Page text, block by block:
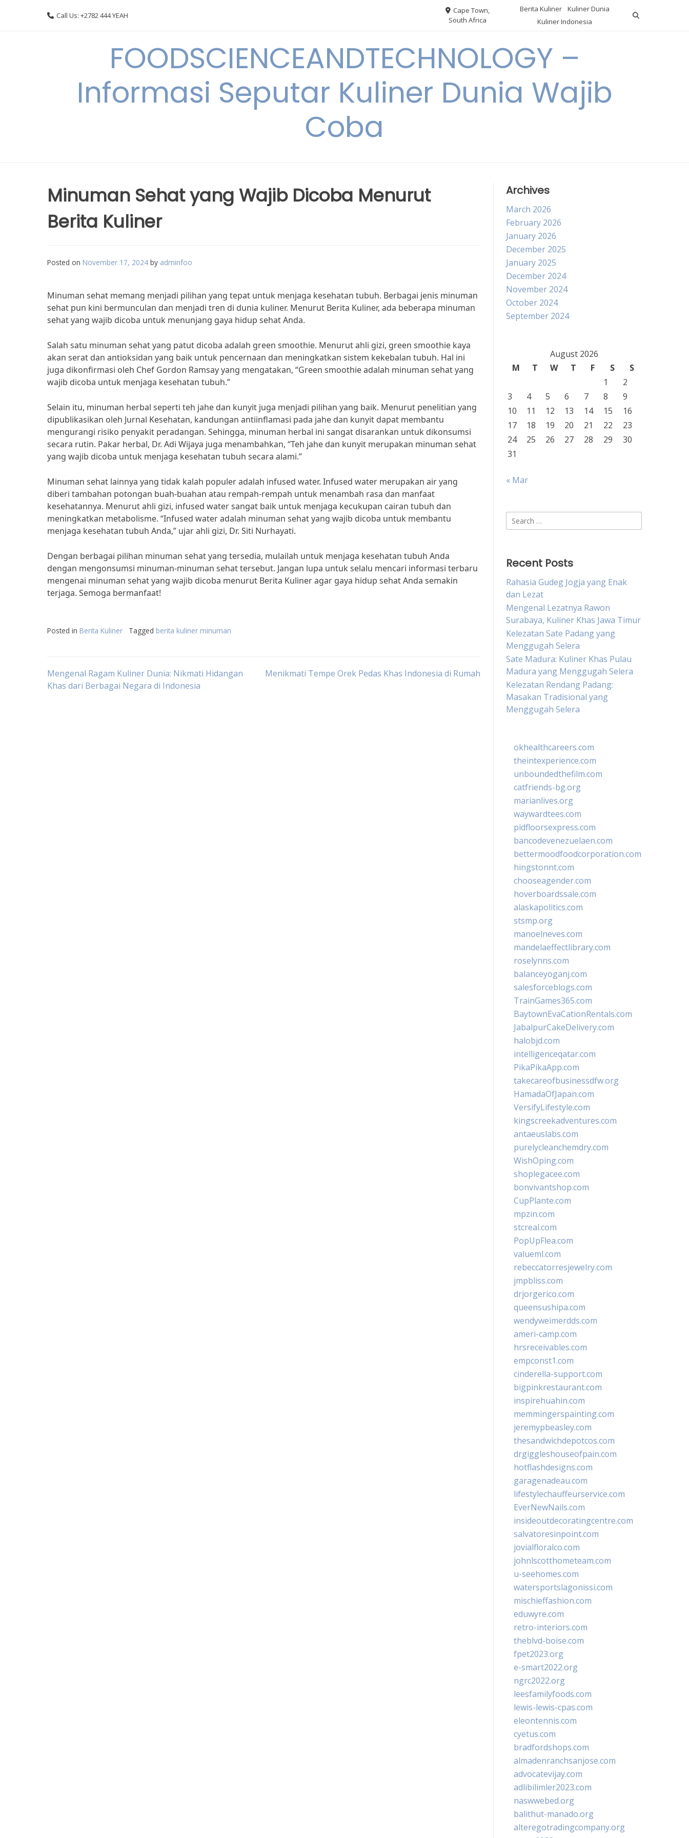
Call Us: +2782 444 YEAH
Cape Town,
South Africa
Berita Kuliner
Kuliner Dunia
Kuliner Indonesia
FOODSCIENCEANDTECHNOLOGY –
Informasi Seputar Kuliner Dunia Wajib
Coba
Minuman Sehat yang Wajib Dicoba Menurut
Berita Kuliner
Posted on November 17, 2024 by adminfoo
Minuman sehat memang menjadi pilihan yang tepat untuk menjaga kesehatan tubuh. Berbagai jenis minuman
sehat pun kini bermunculan dan menjadi tren di dunia kuliner. Menurut Berita Kuliner, ada beberapa minuman
sehat yang wajib dicoba untuk menunjang gaya hidup sehat Anda.
Salah satu minuman sehat yang patut dicoba adalah green smoothie. Menurut ahli gizi, green smoothie kaya
akan serat dan antioksidan yang baik untuk pencernaan dan meningkatkan sistem kekebalan tubuh. Hal ini
juga dikonfirmasi oleh Chef Gordon Ramsay yang mengatakan, “Green smoothie adalah minuman sehat yang
wajib dicoba untuk menjaga kesehatan tubuh.”
Selain itu, minuman herbal seperti teh jahe dan kunyit juga menjadi pilihan yang baik. Menurut penelitian yang
dipublikasikan oleh Jurnal Kesehatan, kandungan antiinflamasi pada jahe dan kunyit dapat membantu
mengurangi risiko penyakit peradangan. Sehingga, minuman herbal ini sangat disarankan untuk dikonsumsi
secara rutin. Pakar herbal, Dr. Adi Wijaya juga menambahkan, “Teh jahe dan kunyit merupakan minuman sehat
yang wajib dicoba untuk menjaga kesehatan tubuh secara alami.”
Minuman sehat lainnya yang tidak kalah populer adalah infused water. Infused water merupakan air yang
diberi tambahan potongan buah-buahan atau rempah-rempah untuk menambah rasa dan manfaat
kesehatannya. Menurut ahli gizi, infused water sangat baik untuk menjaga kecukupan cairan tubuh dan
meningkatkan metabolisme. “Infused water adalah minuman sehat yang wajib dicoba untuk membantu
menjaga kesehatan tubuh Anda,” ujar ahli gizi, Dr. Siti Nurhayati.
Dengan berbagai pilihan minuman sehat yang tersedia, mulailah untuk menjaga kesehatan tubuh Anda
dengan mengonsumsi minuman-minuman sehat tersebut. Jangan lupa untuk selalu mencari informasi terbaru
mengenai minuman sehat yang wajib dicoba menurut Berita Kuliner agar gaya hidup sehat Anda semakin
terjaga. Semoga bermanfaat!
Posted in Berita Kuliner Tagged berita kuliner minuman
Post
Mengenal Ragam Kuliner Dunia: Nikmati Hidangan
Khas dari Berbagai Negara di Indonesia
Menikmati Tempe Orek Pedas Khas Indonesia di Rumah
Archives
March 2026
February 2026
January 2026
December 2025
January 2025
December 2024
November 2024
October 2024
September 2024
August 2026
M
T W T F S
S
1
2
3
4 5 6 7 8
9
10
11 12 13 14 15
16
17
18 19 20 21 22
23
24
25 26 27 28 29
30
31
« Mar
Search
for:
Recent Posts
Rahasia Gudeg Jogja yang Enak
dan Lezat
Mengenal Lezatnya Rawon
Surabaya, Kuliner Khas Jawa Timur
Kelezatan Sate Padang yang
Menggugah Selera
Sate Madura: Kuliner Khas Pulau
Madura yang Menggugah Selera
Kelezatan Rendang Padang:
Masakan Tradisional yang
Menggugah Selera
okhealthcareers.com
theintexperience.com
unboundedthefilm.com
catfriends-bg.org
marianlives.org
waywardtees.com
pidfloorsexpress.com
bancodevenezuelaen.com
bettermoodfoodcorporation.com
hingstonnt.com
chooseagender.com
hoverboardssale.com
alaskapolitics.com
stsmp.org
manoelneves.com
mandelaeffectlibrary.com
roselynns.com
balanceyoganj.com
salesforceblogs.com
TrainGames365.com
BaytownEvaCationRentals.com
JabalpurCakeDelivery.com
halobjd.com
intelligenceqatar.com
PikaPikaApp.com
takecareofbusinessdfw.org
HamadaOfJapan.com
VersifyLifestyle.com
kingscreekadventures.com
antaeuslabs.com
purelycleanchemdry.com
WishOping.com
shoplegacee.com
bonvivantshop.com
CupPlante.com
mpzin.com
stcreal.com
PopUpFlea.com
valueml.com
rebeccatorresjewelry.com
jmpbliss.com
drjorgerico.com
queensushipa.com
wendyweimerdds.com
ameri-camp.com
hrsreceivables.com
empconst1.com
cinderella-support.com
bigpinkrestaurant.com
inspirehuahin.com
memmingerspainting.com
jeremypbeasley.com
thesandwichdepotcos.com
drgiggleshouseofpain.com
hotflashdesigns.com
garagenadeau.com
lifestylechauffeurservice.com
EverNewNails.com
insideoutdecoratingcentre.com
salvatoresinpoint.com
jovialfloralco.com
johnlscotthometeam.com
u-seehomes.com
watersportslagonissi.com
mischieffashion.com
eduwyre.com
retro-interiors.com
theblvd-boise.com
fpet2023.org
e-smart2022.org
ngrc2022.org
leesfamilyfoods.com
lewis-lewis-cpas.com
eleontennis.com
cyetus.com
bradfordshops.com
almadenranchsanjose.com
advocatevijay.com
adlibilimler2023.com
naswwebed.org
balithut-manado.org
alteregotradingcompany.org